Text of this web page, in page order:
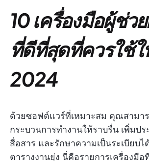
10 เครื่องมือผู้ช่ว
ที่ดีที่สุดที่ควรใช้
2024
ด้วยซอฟต์แวร์ที่เหมาะสม คุณสามา
กระบวนการทำงานให้ราบรื่น เพิ่มป
สื่อสาร และรักษาความเป็นระเบียบ
ตารางงานยุ่ง นี่คือรายการเครื่องมื